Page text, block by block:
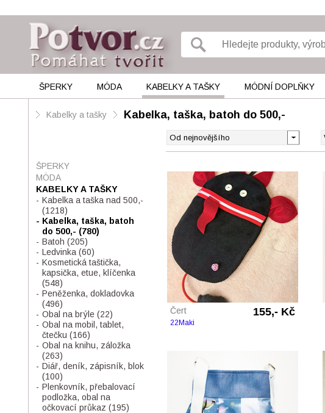
ŠPERKY MÓDA KABELKY A TAŠKY MÓDNÍ DOPLŇKY
Kabelky a tašky Kabelka, taška, batoh do 500,-
Čert 155,- Kč
22Maki
ŠPERKY
MÓDA
KABELKY A TAŠKY
Kabelka a taška nad 500,-
(1218)
Kabelka, taška, batoh
do 500,- (780)
Batoh (205)
Ledvinka (60)
Kosmetická taštička,
kapsička, etue, klíčenka
(548)
Peněženka, dokladovka
(496)
Obal na brýle (22)
Obal na mobil, tablet,
čtečku (166)
Obal na knihu, záložka
(263)
Diář, deník, zápisník, blok
(100)
Plenkovník, přebalovací
podložka, obal na
očkovací průkaz (195)